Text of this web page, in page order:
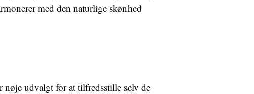
med den naturlige skønhed
udvalgt for at tilfredsstille selv de